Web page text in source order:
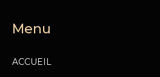
Menu
ACCUEIL